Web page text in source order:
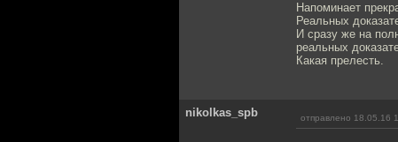
Напоминает
Реальных
И сразу же на
реальных
Какая прелесть.
nikolkas_spb отправлено 18.05.16